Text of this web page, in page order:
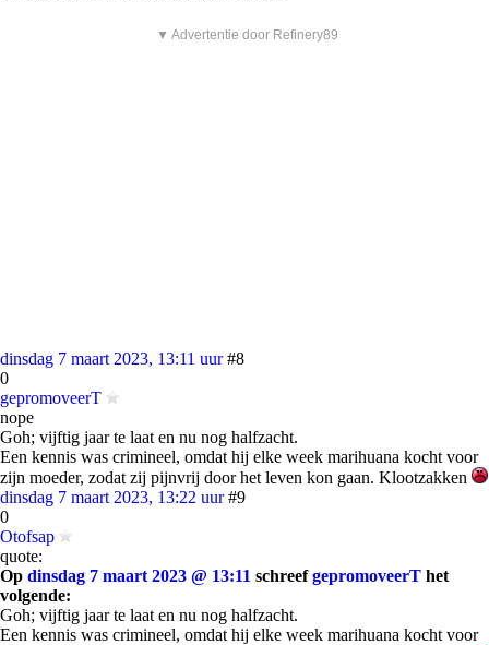
▼ Advertentie door Refinery89
dinsdag 7 maart 2023, 13:11 uur #8
0
gepromoveerT
nope
Goh; vijftig jaar te laat en nu nog halfzacht.
Een kennis was crimineel, omdat hij elke week marihuana kocht voor
zijn moeder, zodat zij pijnvrij door het leven kon gaan. Klootzakken
dinsdag 7 maart 2023, 13:22 uur #9
0
Otofsap
quote:
Op dinsdag 7 maart 2023 @ 13:11 schreefgepromoveerT het
volgende:
Goh; vijftig jaar te laat en nu nog halfzacht.
Een kennis was crimineel, omdat hij elke week marihuana kocht voor